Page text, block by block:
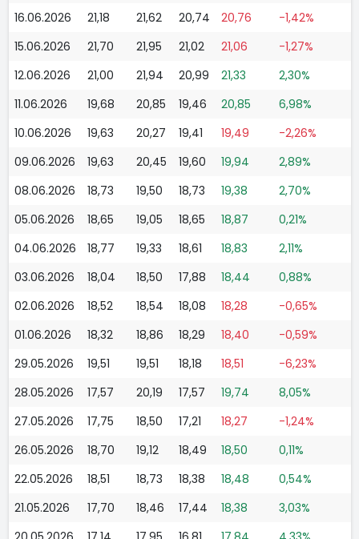
16.06.2026
21,18 21,62 20,74 20,76
-1,42%
15.06.2026
21,70 21,95 21,02 21,06
-1,27%
12.06.2026
21,00 21,94 20,99 21,33
2,30%
11.06.2026
19,68 20,85 19,46 20,85
6,98%
10.06.2026
19,63 20,27 19,41 19,49
-2,26%
09.06.2026
19,63 20,45 19,60 19,94
2,89%
08.06.2026
18,73 19,50 18,73 19,38
2,70%
05.06.2026
18,65 19,05 18,65 18,87
0,21%
04.06.2026
18,77 19,33 18,61 18,83
2,11%
03.06.2026
18,04 18,50 17,88 18,44
0,88%
02.06.2026
18,52 18,54 18,08 18,28
-0,65%
01.06.2026
18,32 18,86 18,29 18,40
-0,59%
29.05.2026
19,51 19,51 18,18 18,51
-6,23%
28.05.2026
17,57 20,19 17,57 19,74
8,05%
27.05.2026
17,75 18,50 17,21 18,27
-1,24%
26.05.2026
18,70 19,12 18,49 18,50
0,11%
22.05.2026
18,51 18,73 18,38 18,48
0,54%
21.05.2026
17,70 18,46 17,44 18,38
3,03%